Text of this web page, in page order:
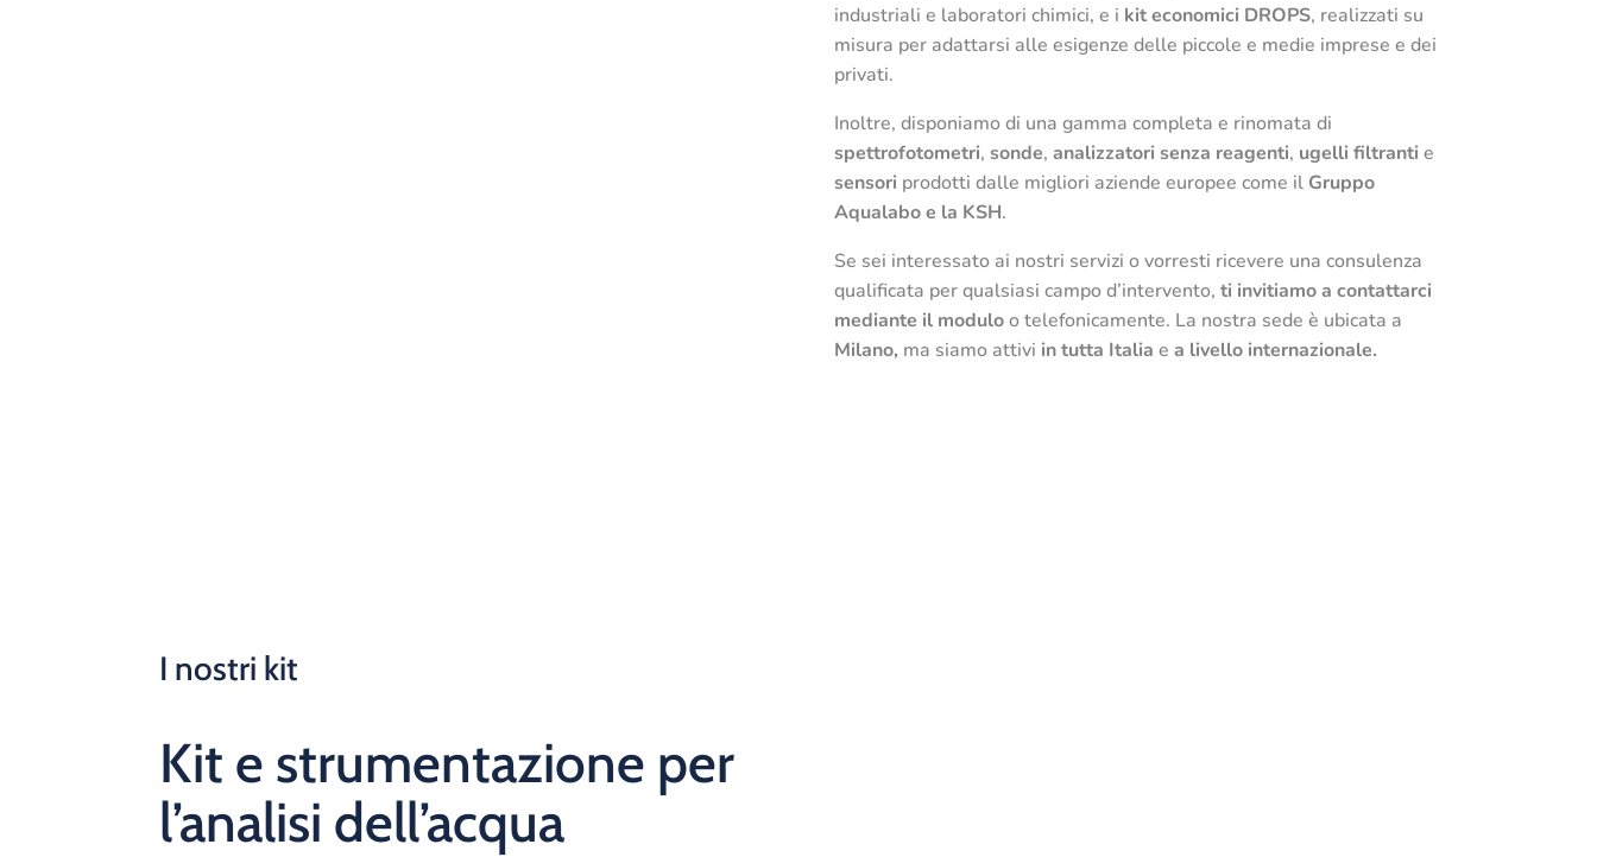
industriali e laboratori chimici, e i kit economici DROPS, realizzati su
misura per adattarsi alle esigenze delle piccole e medie imprese e dei
privati.
Inoltre, disponiamo di una gamma completa e rinomata di
spettrofotometri, sonde, analizzatori senza reagenti, ugelli filtranti e
sensori prodotti dalle migliori aziende europee come il Gruppo
Aqualabo e la KSH.
Se sei interessato ai nostri servizi o vorresti ricevere una consulenza
qualificata per qualsiasi campo d’intervento, ti invitiamo a contattarci
mediante il moduloo telefonicamente. La nostra sede è ubicata a
Milano, ma siamo attivi in tutta Italia e a livello internazionale.
I nostri kit
Kit e strumentazione per
l’analisi dell’acqua